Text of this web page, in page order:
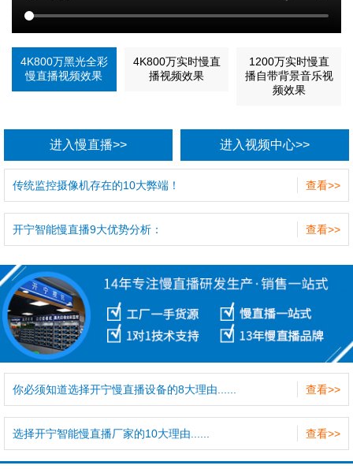
4K800万黑光全彩
慢直播视频效果
4K800万实时慢直
播视频效果
1200万实时慢直
播自带背景音乐视
频效果
进入慢直播>> 进入视频中心>>
查看>>
传统监控摄像机存在的10大弊端！
查看>>
开宁智能慢直播9大优势分析：
查看>>
你必须知道选择开宁慢直播设备的8大理由......
查看>>
选择开宁智能慢直播厂家的10大理由......